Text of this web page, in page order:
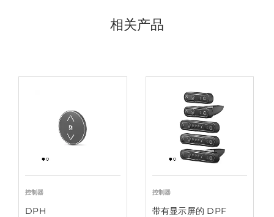
相关产品
控制器
DPH
控制器
带有显示屏的 DPF